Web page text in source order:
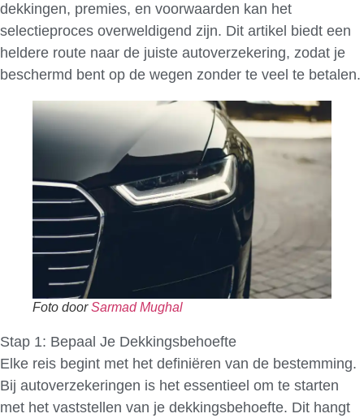
dekkingen, premies, en voorwaarden kan het
selectieproces overweldigend zijn. Dit artikel biedt een
heldere route naar de juiste autoverzekering, zodat je
beschermd bent op de wegen zonder te veel te betalen.
Foto doorSarmad Mughal
Stap 1: Bepaal Je Dekkingsbehoefte
Elke reis begint met het definiëren van de bestemming.
Bij autoverzekeringen is het essentieel om te starten
met het vaststellen van je dekkingsbehoefte. Dit hangt